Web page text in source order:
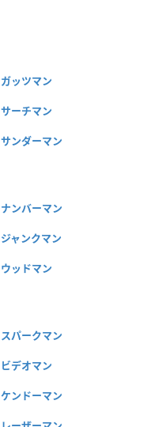
ガッツマン
サーチマン
サンダーマン
ナンバーマン
ジャンクマン
ウッドマン
スパークマン
ビデオマン
ケンドーマン